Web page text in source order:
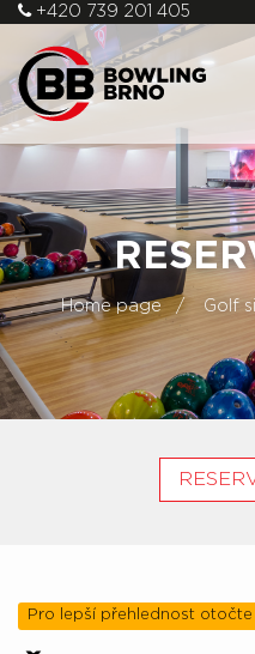
+420 739 201 405
Home page Golf
Pro lepší přehlednost otočte